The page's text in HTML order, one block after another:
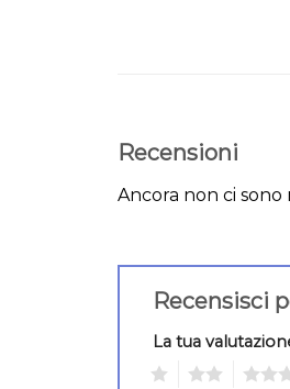
Recensioni
Ancora non ci sono
Recensisci
La tua